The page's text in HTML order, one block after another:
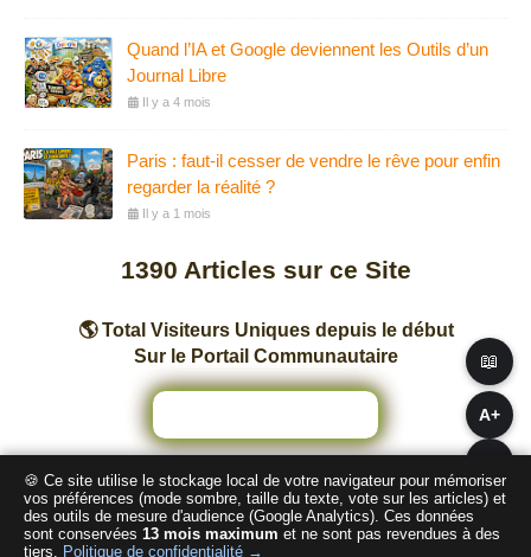
A+
📖
Quand l’IA et Google deviennent les Outils d’un
Journal Libre
Il y a 4 mois
Paris : faut-il cesser de vendre le rêve pour enfin
regarder la réalité ?
Il y a 1 mois
1390 Articles sur ce Site
🌎 Total Visiteurs Uniques depuis le début
Sur le Portail Communautaire
Nombre total de pages vues sur ce Site
2 4 1 2 5 9
🍪 Ce site utilise le stockage local de votre navigateur pour mémoriser
vos préférences (mode sombre, taille du texte, vote sur les articles) et
des outils de mesure d'audience (Google Analytics). Ces données
sont conservées 13 mois maximum et ne sont pas revendues à des
tiers. Politique de confidentialité →